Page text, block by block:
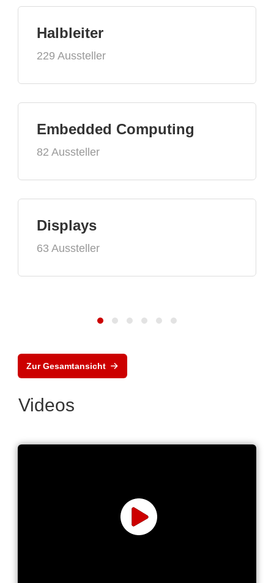
Halbleiter
229 Aussteller
Embedded Computing
82 Aussteller
Displays
63 Aussteller
Zur Gesamtansicht
Videos